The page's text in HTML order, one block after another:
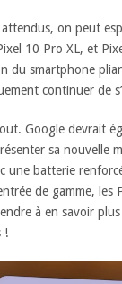
on peut
10 Pro XL, et
du smartphone
continuer de
Google devrait
sa nouvelle
une batterie
de gamme, les
à en savoir
!